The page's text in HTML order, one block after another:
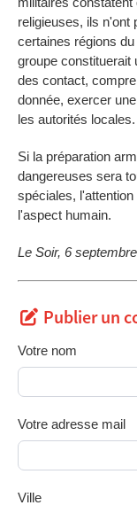
religieuses, ils n'ont
certaines régions
groupe constituerait
des contact,
donnée, exercer
les autorités locales.
Si la préparation
dangereuses sera
spéciales,
l'aspect humain.
Le Soir, 6
Publier un
Votre nom
Votre adresse mail
Ville